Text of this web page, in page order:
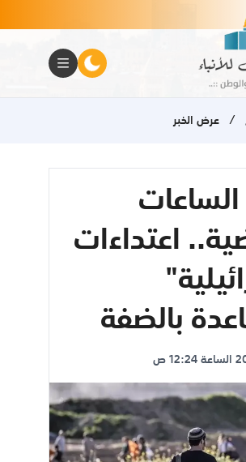
/ عرض الخبر
الساعات
اعتداءات
بالضفة
ص